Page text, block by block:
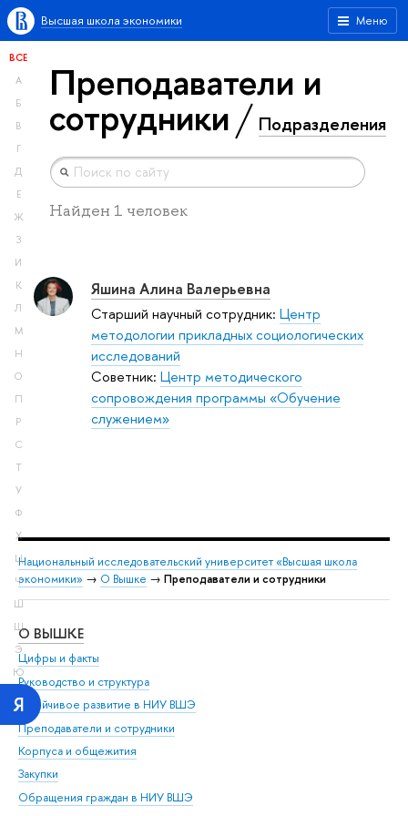
Меню
Высшая школа экономики
ВСЕ
А
Б
В
Г
Д
Е
Ж
З
И
К
Л
М
Н
О
П
Р
С
Т
У
Ф
Х
Ц
Ч
Ш
Щ
Э
Ю
Я
Преподаватели и
сотрудники Подразделения
Найден 1 человек
Яшина Алина Валерьевна
Старший научный сотрудник: Центр
методологии прикладных социологических
исследований
Советник: Центр методического
сопровождения программы «Обучение
служением»
Национальный исследовательский университет «Высшая школа
экономики» → О Вышке → Преподаватели и сотрудники
О ВЫШКЕ
Цифры и факты
Руководство и структура
Устойчивое развитие в НИУ ВШЭ
Преподаватели и сотрудники
Корпуса и общежития
Закупки
Обращения граждан в НИУ ВШЭ